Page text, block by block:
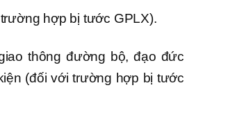
hợp bị tước GPLX).
thông đường bộ, đạo đức
(đối với trường hợp bị tước